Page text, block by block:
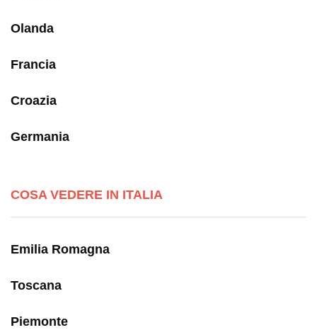
Olanda
Francia
Croazia
Germania
COSA VEDERE IN ITALIA
Emilia Romagna
Toscana
Piemonte